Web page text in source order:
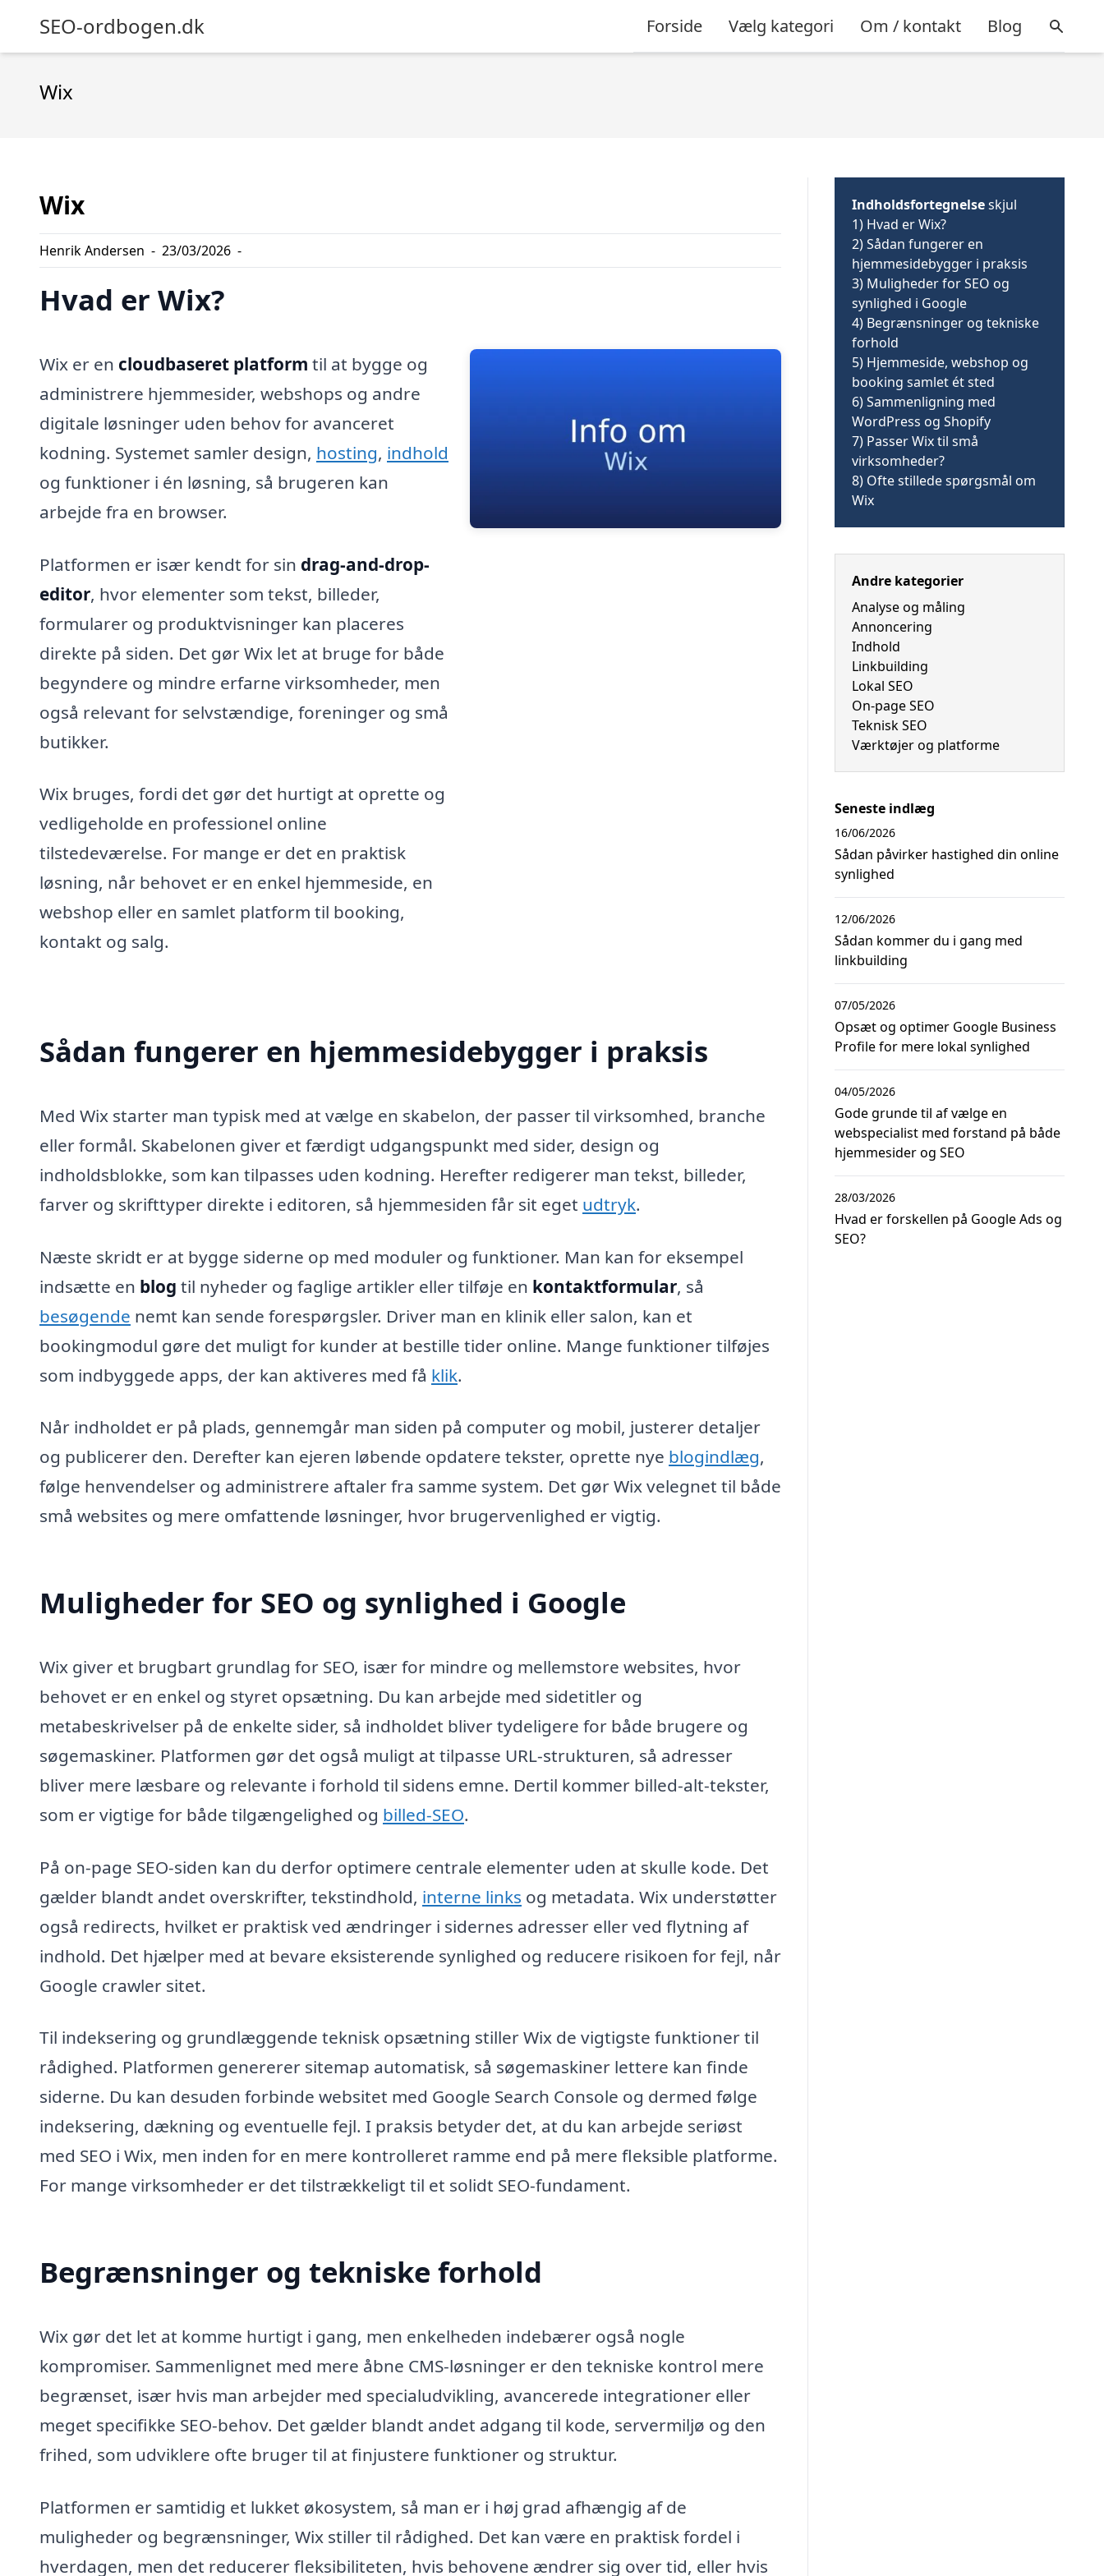
SEO-ordbogen.dk Forside Vælg kategori Om / kontakt Blog
Wix
Wix
Henrik Andersen - 23/03/2026 -
Hvad er Wix?
Wix er en cloudbaseret platform til at bygge og
administrere hjemmesider, webshops og andre
digitale løsninger uden behov for avanceret
kodning. Systemet samler design, hosting, indhold
og funktioner i én løsning, så brugeren kan
arbejde fra en browser.
Platformen er især kendt for sin drag-and-drop-
editor, hvor elementer som tekst, billeder,
formularer og produktvisninger kan placeres
direkte på siden. Det gør Wix let at bruge for både
begyndere og mindre erfarne virksomheder, men
også relevant for selvstændige, foreninger og små
butikker.
Wix bruges, fordi det gør det hurtigt at oprette og
vedligeholde en professionel online
tilstedeværelse. For mange er det en praktisk
løsning, når behovet er en enkel hjemmeside, en
webshop eller en samlet platform til booking,
kontakt og salg.
Sådan fungerer en hjemmesidebygger i praksis
Med Wix starter man typisk med at vælge en skabelon, der passer til virksomhed, branche
eller formål. Skabelonen giver et færdigt udgangspunkt med sider, design og
indholdsblokke, som kan tilpasses uden kodning. Herefter redigerer man tekst, billeder,
farver og skrifttyper direkte i editoren, så hjemmesiden får sit eget udtryk.
Næste skridt er at bygge siderne op med moduler og funktioner. Man kan for eksempel
indsætte en blog til nyheder og faglige artikler eller tilføje en kontaktformular, så
besøgende nemt kan sende forespørgsler. Driver man en klinik eller salon, kan et
bookingmodul gøre det muligt for kunder at bestille tider online. Mange funktioner tilføjes
som indbyggede apps, der kan aktiveres med få klik.
Når indholdet er på plads, gennemgår man siden på computer og mobil, justerer detaljer
og publicerer den. Derefter kan ejeren løbende opdatere tekster, oprette nye blogindlæg,
følge henvendelser og administrere aftaler fra samme system. Det gør Wix velegnet til både
små websites og mere omfattende løsninger, hvor brugervenlighed er vigtig.
Muligheder for SEO og synlighed i Google
Wix giver et brugbart grundlag for SEO, især for mindre og mellemstore websites, hvor
behovet er en enkel og styret opsætning. Du kan arbejde med sidetitler og
metabeskrivelser på de enkelte sider, så indholdet bliver tydeligere for både brugere og
søgemaskiner. Platformen gør det også muligt at tilpasse URL-strukturen, så adresser
bliver mere læsbare og relevante i forhold til sidens emne. Dertil kommer billed-alt-tekster,
som er vigtige for både tilgængelighed og billed-SEO.
På on-page SEO-siden kan du derfor optimere centrale elementer uden at skulle kode. Det
gælder blandt andet overskrifter, tekstindhold, interne links og metadata. Wix understøtter
også redirects, hvilket er praktisk ved ændringer i sidernes adresser eller ved flytning af
indhold. Det hjælper med at bevare eksisterende synlighed og reducere risikoen for fejl, når
Google crawler sitet.
Til indeksering og grundlæggende teknisk opsætning stiller Wix de vigtigste funktioner til
rådighed. Platformen genererer sitemap automatisk, så søgemaskiner lettere kan finde
siderne. Du kan desuden forbinde websitet med Google Search Console og dermed følge
indeksering, dækning og eventuelle fejl. I praksis betyder det, at du kan arbejde seriøst
med SEO i Wix, men inden for en mere kontrolleret ramme end på mere fleksible platforme.
For mange virksomheder er det tilstrækkeligt til et solidt SEO-fundament.
Begrænsninger og tekniske forhold
Wix gør det let at komme hurtigt i gang, men enkelheden indebærer også nogle
kompromiser. Sammenlignet med mere åbne CMS-løsninger er den tekniske kontrol mere
begrænset, især hvis man arbejder med specialudvikling, avancerede integrationer eller
meget specifikke SEO-behov. Det gælder blandt andet adgang til kode, servermiljø og den
frihed, som udviklere ofte bruger til at finjustere funktioner og struktur.
Platformen er samtidig et lukket økosystem, så man er i høj grad afhængig af de
muligheder og begrænsninger, Wix stiller til rådighed. Det kan være en praktisk fordel i
hverdagen, men det reducerer fleksibiliteten, hvis behovene ændrer sig over tid, eller hvis
Indholdsfortegnelseskjul
1) Hvad er Wix?
2)Sådan fungerer en
hjemmesidebygger i praksis
3) Muligheder for SEO og
synlighed i Google
4) Begrænsninger og tekniske
forhold
5) Hjemmeside, webshop og
booking samlet ét sted
6)Sammenligning med
WordPress og Shopify
7) Passer Wix til små
virksomheder?
8) Ofte stillede spørgsmål om
Wix
Andre kategorier
Analyse og måling
Annoncering
Indhold
Linkbuilding
Lokal SEO
On-page SEO
Teknisk SEO
Værktøjer og platforme
Seneste indlæg
Sådan påvirker hastighed din online
synlighed
16/06/2026
Sådan kommer du i gang med
linkbuilding
12/06/2026
Opsæt og optimer Google Business
Profile for mere lokal synlighed
07/05/2026
Gode grunde til af vælge en
webspecialist med forstand på både
hjemmesider og SEO
04/05/2026
Hvad er forskellen på Google Ads og
SEO?
28/03/2026